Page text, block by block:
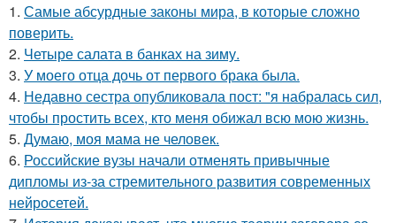
1. Самые абсурдные законы мира, в которые сложно
поверить.
2. Четыре салата в банках на зиму.
3. У моего отца дочь от первого брака была.
4. Недавно сестра опубликовала пост: "я набралась сил,
чтобы простить всех, кто меня обижал всю мою жизнь.
5. Думаю, моя мама не человек.
6. Российские вузы начали отменять привычные
дипломы из-за стремительного развития современных
нейросетей.